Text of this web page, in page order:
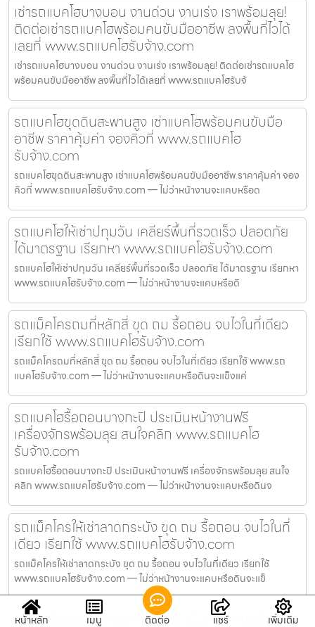
เช่ารถแบคโฮบางบอน งานด่วน งานเร่ง เราพร้อมลุย!
ติดต่อเช่ารถแบคโฮพร้อมคนขับมืออาชีพ ลงพื้นที่ไวได้
เลยที่ www.รถแบคโฮรับจ้าง.com
เช่ารถแบคโฮบางบอน งานด่วน งานเร่ง เราพร้อมลุย! ติดต่อเช่ารถแบคโฮ
พร้อมคนขับมืออาชีพ ลงพื้นที่ไวได้เลยที่ www.รถแบคโฮรับจ้
รถแบคโฮขุดดินสะพานสูง เช่าแบคโฮพร้อมคนขับมือ
อาชีพ ราคาคุ้มค่า จองคิวที่ www.รถแบคโฮ
รับจ้าง.com
รถแบคโฮขุดดินสะพานสูง เช่าแบคโฮพร้อมคนขับมืออาชีพ ราคาคุ้มค่า จอง
คิวที่ www.รถแบคโฮรับจ้าง.com — ไม่ว่าหน้างานจะแคบหรือด
รถแบคโฮให้เช่าปทุมวัน เคลียร์พื้นที่รวดเร็ว ปลอดภัย
ได้มาตรฐาน เรียกหา www.รถแบคโฮรับจ้าง.com
รถแบคโฮให้เช่าปทุมวัน เคลียร์พื้นที่รวดเร็ว ปลอดภัย ได้มาตรฐาน เรียกหา
www.รถแบคโฮรับจ้าง.com — ไม่ว่าหน้างานจะแคบหรือดิ
รถแม็คโครถมที่หลักสี่ ขุด ถม รื้อถอน จบไวในที่เดียว
เรียกใช้ www.รถแบคโฮรับจ้าง.com
รถแม็คโครถมที่หลักสี่ ขุด ถม รื้อถอน จบไวในที่เดียว เรียกใช้ www.รถ
แบคโฮรับจ้าง.com — ไม่ว่าหน้างานจะแคบหรือดินจะแข็งแค่
รถแบคโฮรื้อถอนบางกะปิ ประเมินหน้างานฟรี
เครื่องจักรพร้อมลุย สนใจคลิก www.รถแบคโฮ
รับจ้าง.com
รถแบคโฮรื้อถอนบางกะปิ ประเมินหน้างานฟรี เครื่องจักรพร้อมลุย สนใจ
คลิก www.รถแบคโฮรับจ้าง.com — ไม่ว่าหน้างานจะแคบหรือดินจ
รถแม็คโครให้เช่าลาดกระบัง ขุด ถม รื้อถอน จบไวในที่
เดียว เรียกใช้ www.รถแบคโฮรับจ้าง.com
รถแม็คโครให้เช่าลาดกระบัง ขุด ถม รื้อถอน จบไวในที่เดียว เรียกใช้
www.รถแบคโฮรับจ้าง.com — ไม่ว่าหน้างานจะแคบหรือดินจะแข็
รถแบคโฮขุดบ่อคลองสามวา ประเมินหน้างานฟรี
หน้าหลัก เมนู ติดต่อ แชร์ เพิ่มเติม